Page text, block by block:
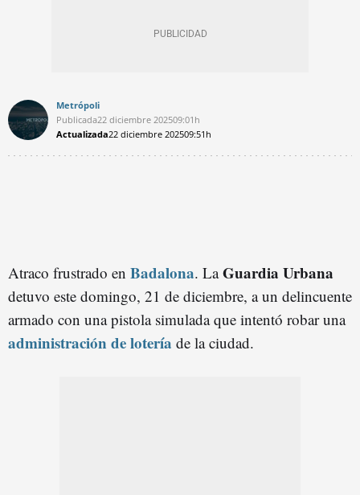
Metrópoli
Publicada22 diciembre 202509:01h
Actualizada22 diciembre 202509:51h
Atraco frustrado en Badalona. LaGuardia Urbana
detuvo este domingo, 21 de diciembre, a un delincuente
armado con una pistola simulada que intentó robar una
administración de lotería de la ciudad.